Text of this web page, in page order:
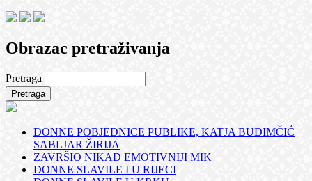
Obrazac pretraživanja
Pretraga
DONNE POBJEDNICE PUBLIKE, KATJA BUDIMČIĆ
SABLJAR ŽIRIJA
ZAVRŠIO NIKAD EMOTIVNIJI MIK
DONNE SLAVILE I U RIJECI